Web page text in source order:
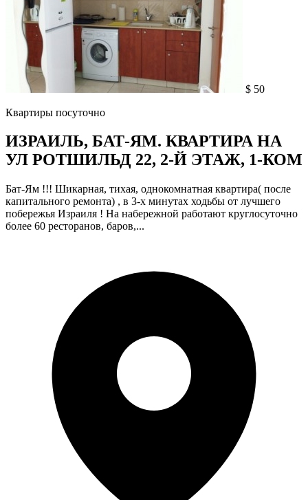
$ 50
Квартиры посуточно
ИЗРАИЛЬ, БАТ-ЯМ. КВАРТИРА НА
УЛ РОТШИЛЬД 22, 2-Й ЭТАЖ, 1-КОМ
Бат-Ям !!! Шикарная, тихая, однокомнатная квартира( после
капитального ремонта) , в 3-х минутах ходьбы от лучшего
побережья Израиля ! На набережной работают круглосуточно
более 60 ресторанов, баров,...